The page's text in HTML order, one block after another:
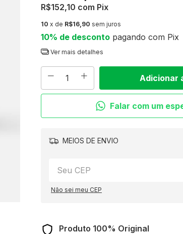
R$152,10 com Pix
10 x de R$16,90 sem juros
10% de desconto pagando com Pix
Ver mais detalhes
Falar com um
MEIOS DE ENVIO
Não sei meu CEP
Produto 100% Original